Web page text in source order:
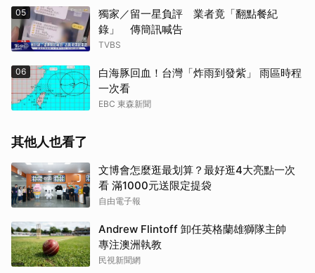
05
獨家／留一星負評 業者竟「翻點餐紀
錄」 傳簡訊喊告
TVBS
06
白海豚回血！台灣「炸雨到發紫」 雨區時程
一次看
EBC 東森新聞
其他人也看了
文博會怎麼逛最划算？最好逛4大亮點一次
看 滿1000元送限定提袋
自由電子報
Andrew Flintoff 卸任英格蘭雄獅隊主帥
專注澳洲執教
民視新聞網